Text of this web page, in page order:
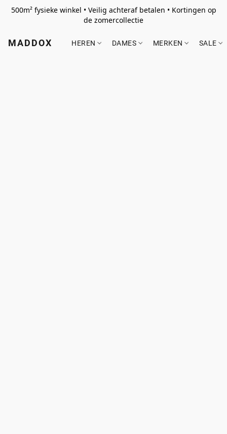
500m² fysieke winkel • Veilig achteraf betalen • Kortingen op
de zomercollectie
MADDOX HEREN DAMES MERKEN SALE